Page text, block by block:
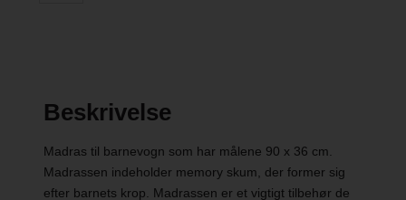
Beskrivelse
Madras til barnevogn som har målene 90 x 36 cm.
Madrassen indeholder memory skum, der former sig
efter barnets krop. Madrassen er et vigtigt tilbehør de